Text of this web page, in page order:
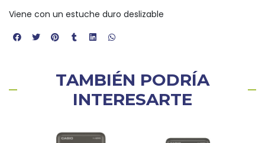
Viene con un estuche duro deslizable
TAMBIÉN PODRÍA
INTERESARTE